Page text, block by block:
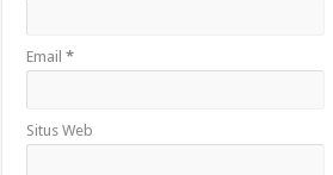
Email*
Situs Web